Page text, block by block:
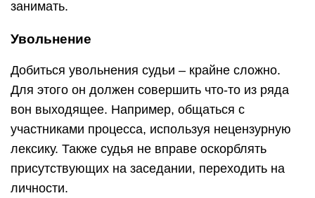
занимать.
Увольнение
Добиться увольнения судьи – крайне сложно.
Для этого он должен совершить что-то из ряда
вон выходящее. Например, общаться с
участниками процесса, используя нецензурную
лексику. Также судья не вправе оскорблять
присутствующих на заседании, переходить на
личности.